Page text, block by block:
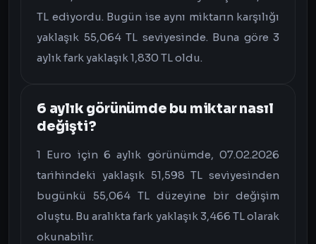
TL ediyordu. Bugün ise aynı miktarın karşılığı
yaklaşık 55,064 TL seviyesinde. Buna göre 3
aylık fark yaklaşık 1,830 TL oldu.
6 aylık görünümde bu miktar nasıl
değişti?
1 Euro için 6 aylık görünümde, 07.02.2026
tarihindeki yaklaşık 51,598 TL seviyesinden
bugünkü 55,064 TL düzeyine bir değişim
oluştu. Bu aralıkta fark yaklaşık 3,466 TL olarak
okunabilir.